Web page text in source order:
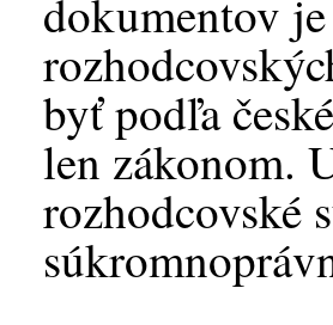
dokumentov
byť podľa
len zákonom.
rozhodcovské